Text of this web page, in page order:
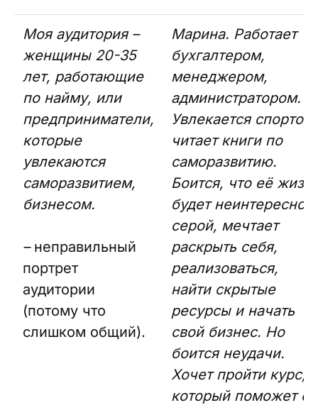
Моя аудитория –
женщины 20-35
лет, работающие
по найму, или
предприниматели,
которые
увлекаются
саморазвитием,
бизнесом.
– неправильный
портрет
аудитории
(потому что
слишком общий).
Марина. Работает
бухгалтером,
менеджером,
администратором.
Увлекается спортом,
читает книги по
саморазвитию.
Боится, что её
будет неинтересной,
серой, мечтает
раскрыть себя,
реализоваться,
найти скрытые
ресурсы и начать
свой бизнес. Но
боится неудачи.
Хочет пройти курс,
который поможет ей